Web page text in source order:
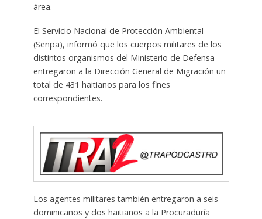
área.
El Servicio Nacional de Protección Ambiental
(Senpa), informó que los cuerpos militares de los
distintos organismos del Ministerio de Defensa
entregaron a la Dirección General de Migración un
total de 431 haitianos para los fines
correspondientes.
Los agentes militares también entregaron a seis
dominicanos y dos haitianos a la Procuraduría